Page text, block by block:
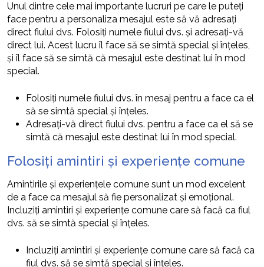
Unul dintre cele mai importante lucruri pe care le puteți
face pentru a personaliza mesajul este să vă adresați
direct fiului dvs. Folosiți numele fiului dvs. și adresați-vă
direct lui. Acest lucru îl face să se simtă special și înțeles,
și îl face să se simtă că mesajul este destinat lui în mod
special.
Folosiți numele fiului dvs. în mesaj pentru a face ca el
să se simtă special și înțeles.
Adresați-vă direct fiului dvs. pentru a face ca el să se
simtă că mesajul este destinat lui în mod special.
Folosiți amintiri și experiențe comune
Amintirile și experiențele comune sunt un mod excelent
de a face ca mesajul să fie personalizat și emoțional.
Incluziți amintiri și experiențe comune care să facă ca fiul
dvs. să se simtă special și înțeles.
Incluziți amintiri și experiențe comune care să facă ca
fiul dvs. să se simtă special și înțeles.